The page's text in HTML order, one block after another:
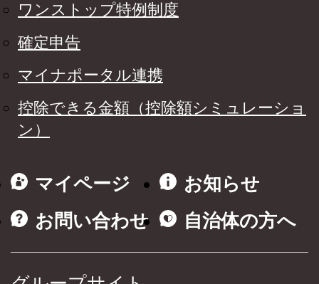
ワンストップ特例制度
確定申告
マイナポータル連携
控除できる金額（控除額シミュレーショ
ン）
マイページ
お知らせ
お問い合わせ
自治体の方へ